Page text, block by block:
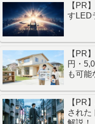
【PR
すLED
【PR
円・
も可能
【PR
された